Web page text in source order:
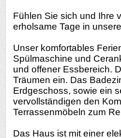
Fühlen Sie sich und Ihre
erholsame Tage in
Unser komfortables
Spülmaschine und
und offener Essbereich.
Träumen ein. Das
Erdgeschoss, sowie ein
vervollständigen den
Terrassenmöbeln zum
Das Haus ist mit einer